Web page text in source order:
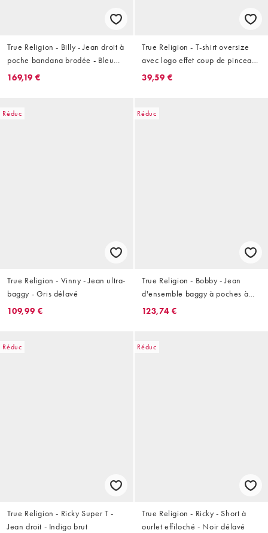
True Religion - Billy - Jean droit à
poche bandana brodée - Bleu
délavé
169,19 €
True Religion - T-shirt oversize
avec logo effet coup de pinceau
au dos - Noir
39,59 €
Réduc
True Religion - Vinny - Jean ultra-
baggy - Gris délavé
109,99 €
Réduc
True Religion - Bobby - Jean
d'ensemble baggy à poches à
rabat - Noir enduit délavé
123,74 €
Réduc
True Religion - Ricky Super T -
Jean droit - Indigo brut
Réduc
True Religion - Ricky - Short à
ourlet effiloché - Noir délavé